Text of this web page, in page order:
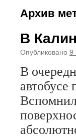
содержимому
Архив
В
Опубликовано 9
В
автобусе